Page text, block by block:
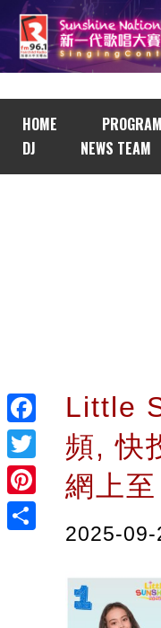
HOME PROGRAM
DJ
NEWS TEAM
Facebook
Twitter
Pinterest
Little
頻, 快
網上
2025-09-